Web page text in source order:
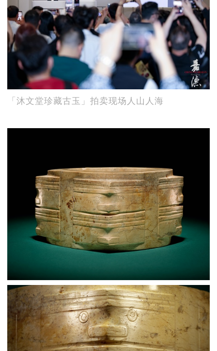
「沐文堂珍藏古玉」拍卖现场人山人海